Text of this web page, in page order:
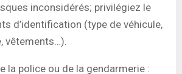
inconsidérés; privilégiez le
d’identification (type de véhicule,
vêtements…).
la police ou de la gendarmerie :